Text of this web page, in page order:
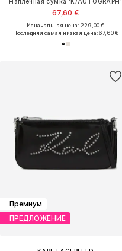
67,60 €
Изначальная цена: 229,00 €
Последняя самая низкая цена:67,60 €
Премиум
ПРЕДЛОЖЕНИЕ